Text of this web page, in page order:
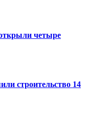
четыре
строительство 14